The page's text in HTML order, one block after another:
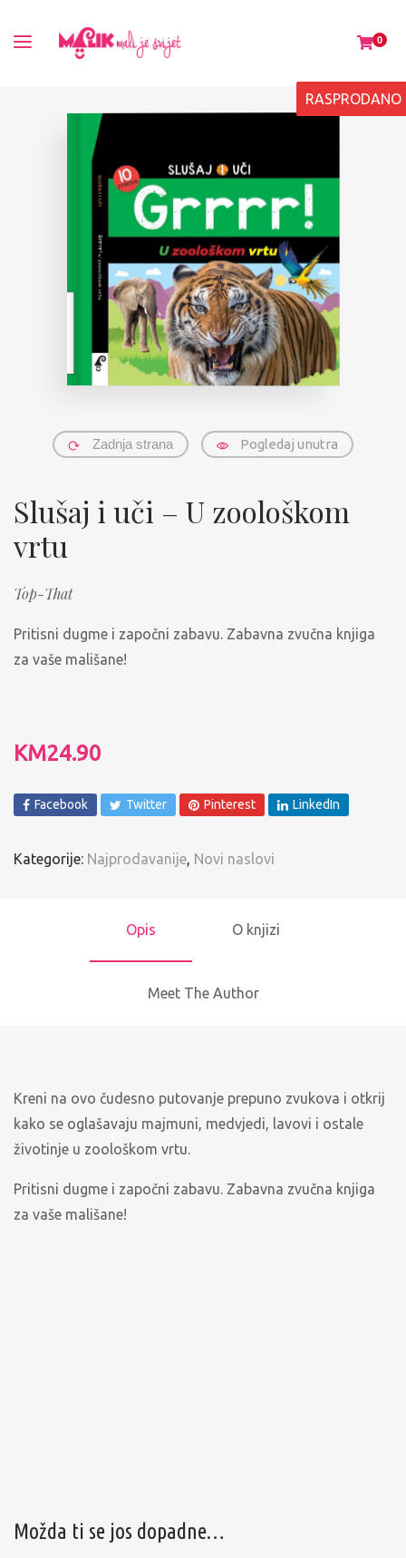
0
Zadnja strana Pogledaj unutra
RASPRODANO
Slušaj i uči – U zoološkom
vrtu
Top-That
Pritisni dugme i započni zabavu. Zabavna zvučna knjiga
za vaše mališane!
KM24.90
Facebook Twitter Pinterest LinkedIn
Kategorije: Najprodavanije, Novi naslovi
Opis O knjizi
Meet The Author
Kreni na ovo čudesno putovanje prepuno zvukova i otkrij
kako se oglašavaju majmuni, medvjedi, lavovi i ostale
životinje u zoološkom vrtu.
Pritisni dugme i započni zabavu. Zabavna zvučna knjiga
za vaše mališane!
Možda ti se jos dopadne…